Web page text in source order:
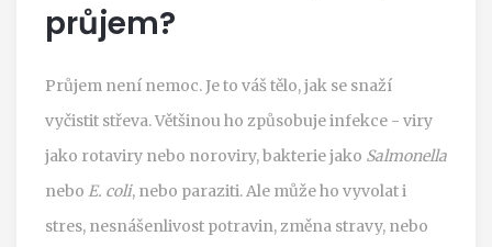
průjem?
Průjem není nemoc. Je to váš tělo, jak se snaží
vyčistit střeva. Většinou ho způsobuje infekce - viry
jako rotaviry nebo noroviry, bakterie jako Salmonella
nebo E. coli, nebo paraziti. Ale může ho vyvolat i
stres, nesnášenlivost potravin, změna stravy, nebo